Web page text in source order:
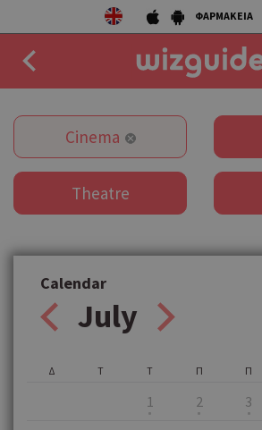
ΦΑΡΜΑΚΕΙΑ
DRINK
COLLECTIONS
STORIES
Cinema
Theatre
Calendar
July
Δ Τ Τ
1
Π
2
Π
3